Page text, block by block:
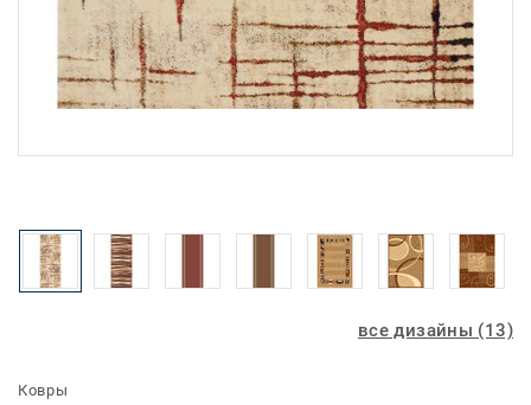
все дизайны (13)
Ковры